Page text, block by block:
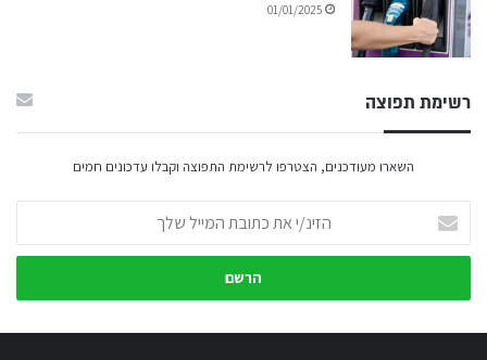
01/01/2025
רשימת תפוצה
השארו מעודכנים, הצטרפו לרשימת התפוצה וקבלו עדכונים חמים
את
כתובת
שלך